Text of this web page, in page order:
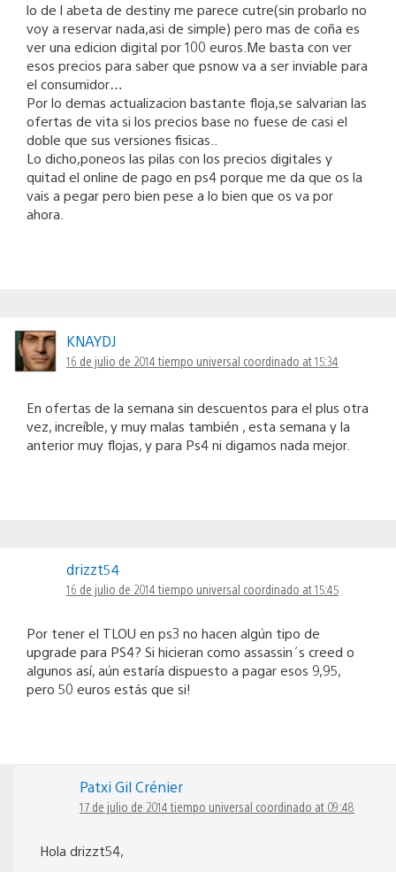
lo de l abeta de destiny me parece cutre(sin probarlo no
voy a reservar nada,asi de simple) pero mas de coña es
ver una edicion digital por 100 euros.Me basta con ver
esos precios para saber que psnow va a ser inviable para
el consumidor…
Por lo demas actualizacion bastante floja,se salvarian las
ofertas de vita si los precios base no fuese de casi el
doble que sus versiones fisicas..
Lo dicho,poneos las pilas con los precios digitales y
quitad el online de pago en ps4 porque me da que os la
vais a pegar pero bien pese a lo bien que os va por
ahora.
KNAYDJ
16 de julio de 2014 tiempo universal coordinado at 15:34
En ofertas de la semana sin descuentos para el plus otra
vez, increíble, y muy malas también , esta semana y la
anterior muy flojas, y para Ps4 ni digamos nada mejor.
drizzt54
16 de julio de 2014 tiempo universal coordinado at 15:45
Por tener el TLOU en ps3 no hacen algún tipo de
upgrade para PS4? Si hicieran como assassin´s creed o
algunos así, aún estaría dispuesto a pagar esos 9,95,
pero 50 euros estás que si!
Patxi Gil Crénier
17 de julio de 2014 tiempo universal coordinado at 09:48
Hola drizzt54,